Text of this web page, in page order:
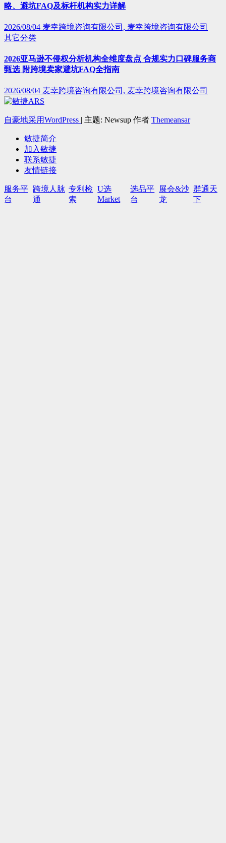
略、避坑FAQ及标杆机构实力详解
2026/08/04 麦幸跨境咨询有限公司, 麦幸跨境咨询有限公司
其它分类
2026亚马逊不侵权分析机构全维度盘点 合规实力口碑服务商
甄选 附跨境卖家避坑FAQ全指南
2026/08/04 麦幸跨境咨询有限公司, 麦幸跨境咨询有限公司
自豪地采用WordPress | 主题: Newsup 作者 Themeansar
敏捷简介
加入敏捷
联系敏捷
友情链接
服务平
台
跨境人脉
通
专利检
索
U选
Market
选品平
台
展会&沙
龙
群通天
下